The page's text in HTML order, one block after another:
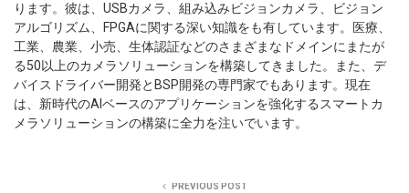
ります。彼は、USBカメラ、組み込みビジョンカメラ、ビジョン
アルゴリズム、FPGAに関する深い知識をも有しています。医療、
工業、農業、小売、生体認証などのさまざまなドメインにまたが
る50以上のカメラソリューションを構築してきました。また、デ
バイスドライバー開発とBSP開発の専門家でもあります。現在
は、新時代のAIベースのアプリケーションを強化するスマートカ
メラソリューションの構築に全力を注いでいます。
PREVIOUS POST